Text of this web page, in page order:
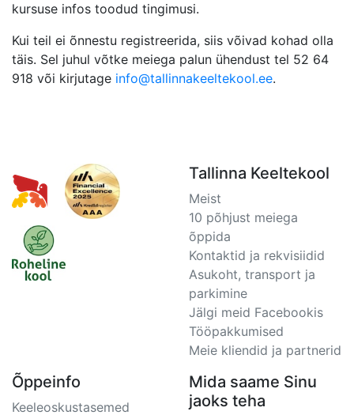
kursuse infos toodud tingimusi.
Kui teil ei õnnestu registreerida, siis võivad kohad olla
täis. Sel juhul võtke meiega palun ühendust tel 52 64
918 või kirjutage info@tallinnakeeltekool.ee.
Tallinna Keeltekool
Meist
10 põhjust meiega
õppida
Kontaktid ja rekvisiidid
Asukoht, transport ja
parkimine
Jälgi meid Facebookis
Tööpakkumised
Meie kliendid ja partnerid
Õppeinfo
Keeleoskustasemed
Mida saame Sinu
jaoks teha